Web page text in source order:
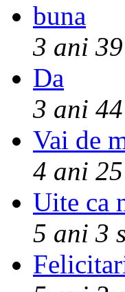
buna
3 ani
Da
3 ani
Vai de
4 ani
Uite ca
5 ani 3